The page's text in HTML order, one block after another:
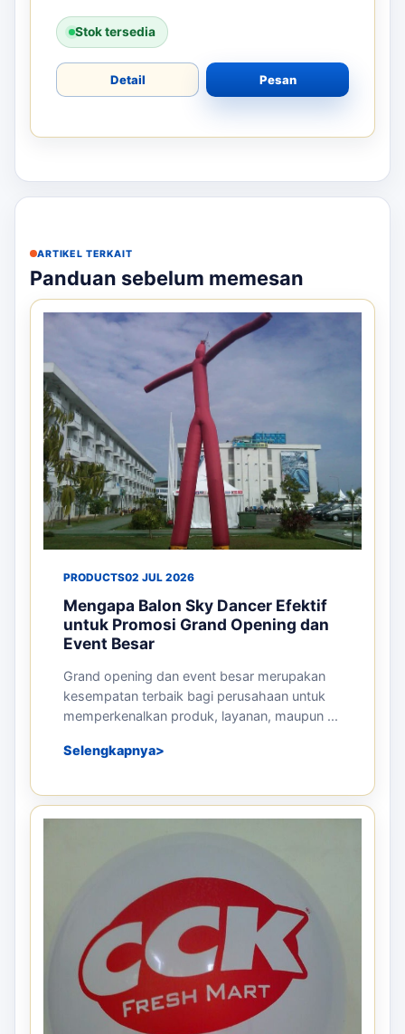
Stok tersedia
Detail Pesan
ARTIKEL TERKAIT
Panduan sebelum memesan
PRODUCTS02 JUL 2026
Mengapa Balon Sky Dancer Efektif
untuk Promosi Grand Opening dan
Event Besar
Grand opening dan event besar merupakan
kesempatan terbaik bagi perusahaan untuk
memperkenalkan produk, layanan, maupun ...
Selengkapnya